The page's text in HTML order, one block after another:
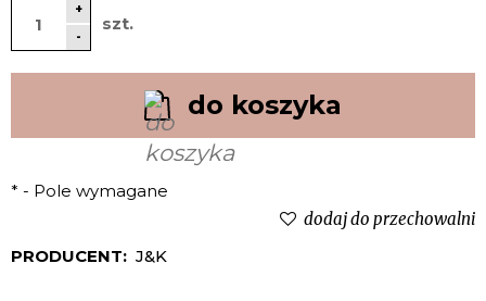
+
-
szt.
do koszyka
* - Pole wymagane
dodaj do przechowalni
PRODUCENT: J&K